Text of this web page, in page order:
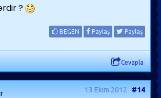
?
BEĞEN Paylaş Paylaş
Cevapla
13 Ekim 2012 #14